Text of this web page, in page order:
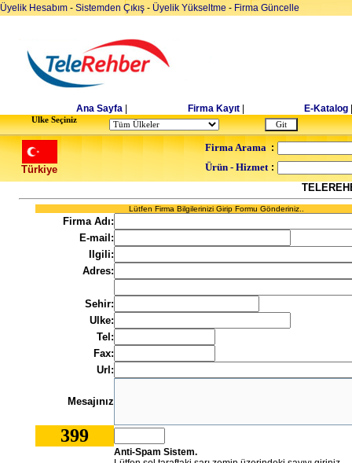
Üyelik Hesabım - Sistemden Çıkış - Üyelik Yükseltme - Firma Güncelle
Ana Sayfa Firma Kayıt E-Katalog
Ulke Seçiniz
Türkiye
Firma Arama :
Ürün - Hizmet :
Lütfen Firma Bilgilerinizi Girip Formu Gönderiniz..
Firma Adı:
E-mail:
Ilgili:
Adres:
Sehir:
Ulke:
Tel:
Fax:
Url:
Mesajınız
399
Anti-Spam Sistem.